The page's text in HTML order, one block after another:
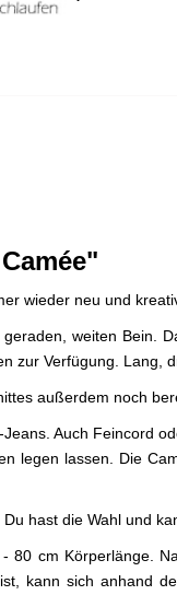
Camée"
wieder neu und
weiten Bein.
zur Verfügung. Lang,
außerdem noch
Auch Feincord
legen lassen. Die
hast die Wahl und
cm Körperlänge.
kann sich anhand